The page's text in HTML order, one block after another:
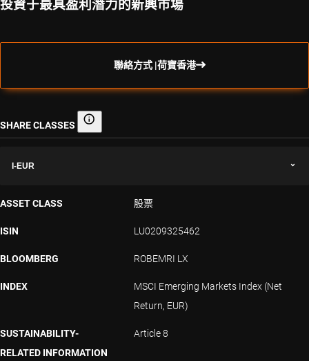
投資于最具盈利潛力的新興市場
聯絡方式 |荷寶香港
SHARE CLASSES Share classes
I-EUR
ASSET CLASS 股票
ISIN LU0209325462
BLOOMBERG ROBEMRI LX
INDEX
MSCI Emerging Markets Index (Net
Return, EUR)
SUSTAINABILITY-
RELATED INFORMATION
Article 8